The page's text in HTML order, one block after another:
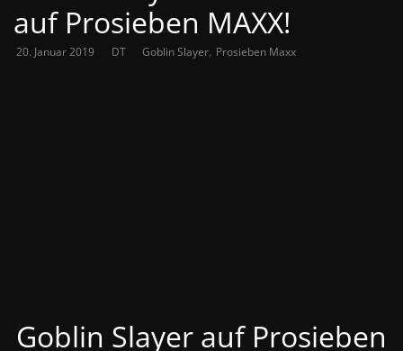
auf Prosieben MAXX!
20. Januar 2019 DT Goblin Slayer, Prosieben Maxx
Goblin Slayer auf Prosieben